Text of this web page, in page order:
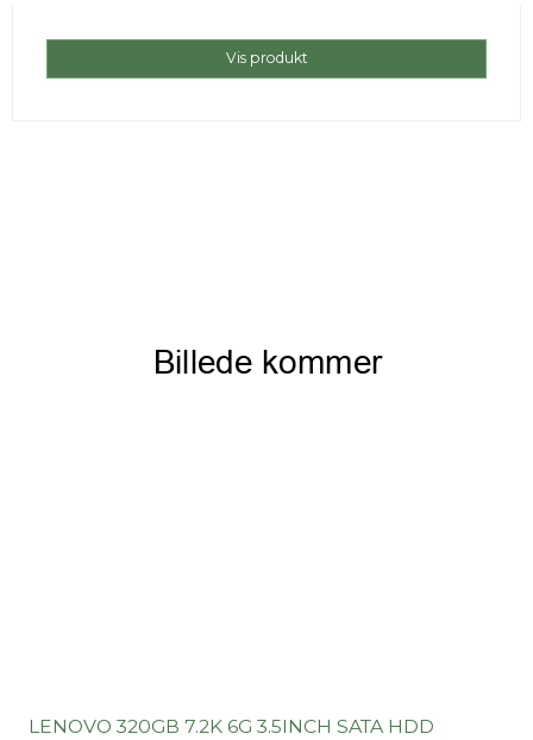
Vis produkt
LENOVO 320GB 7.2K 6G 3.5INCH SATA HDD